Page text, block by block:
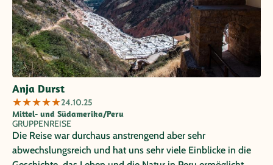
Anja Durst
★★★★★24.10.25
Mittel- und Südamerika/Peru
GRUPPENREISE
Die Reise war durchaus anstrengend aber sehr
abwechslungsreich und hat uns sehr viele Einblicke in die